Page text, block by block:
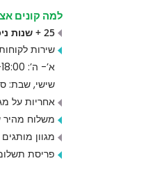
למה קונים
25 + שנות ניסיון בים
שירות
א’- ה’: 9:00-18:00
שישי, שבת:
אחריות על
משלוח מהיר עד 8 ימי
מגוון
פריסת